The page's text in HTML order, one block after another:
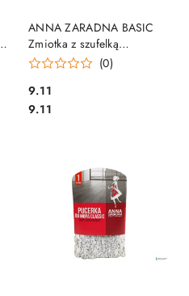
ANNA ZARADNA BASIC
Zmiotka z szufelką
półokrągła komplet SZ-8932
(0)
Cena:
9.11
Cena:
9.11
DO KOSZYKA